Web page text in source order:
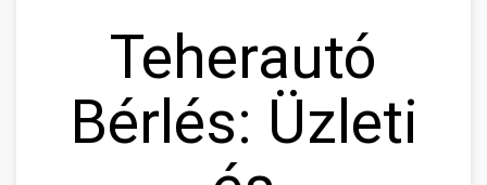
Teherautó
Bérlés: Üzleti